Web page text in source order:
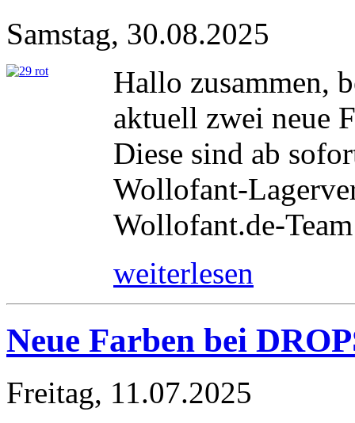
Samstag, 30.08.2025
Hallo zusammen,
aktuell zwei neue
Diese sind ab
Wollofant-
Wollofant.de-Team
weiterlesen
Neue Farben bei
Freitag, 11.07.2025